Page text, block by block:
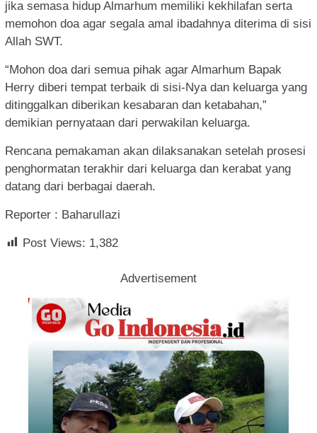
jika semasa hidup Almarhum memiliki kekhilafan serta
memohon doa agar segala amal ibadahnya diterima di sisi
Allah SWT.
“Mohon doa dari semua pihak agar Almarhum Bapak
Herry diberi tempat terbaik di sisi-Nya dan keluarga yang
ditinggalkan diberikan kesabaran dan ketabahan,”
demikian pernyataan dari perwakilan keluarga.
Rencana pemakaman akan dilaksanakan setelah prosesi
penghormatan terakhir dari keluarga dan kerabat yang
datang dari berbagai daerah.
Reporter : Baharullazi
Post Views: 1,382
Advertisement